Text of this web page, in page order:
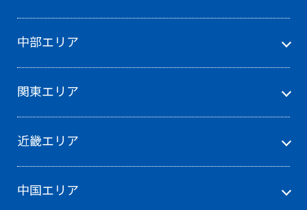
中部エリア
関東エリア
近畿エリア
中国エリア